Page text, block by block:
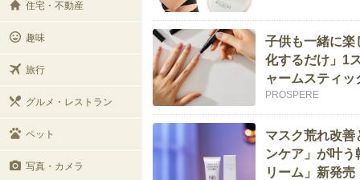
住宅・不動産
趣味
旅行
グルメ・レストラン
ペット
写真・カメラ
子供も一緒に楽
化するだけ」1
ャームスティ
PROSPERE
マスク荒れ改善
ンケア」が叶
リーム」新発売